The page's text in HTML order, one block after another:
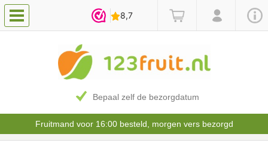
Bepaal zelf de bezorgdatum
Fruitmand voor 16:00 besteld, morgen vers bezorgd